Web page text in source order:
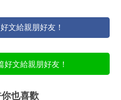
文給親朋好友！
好文給親朋好友！
也喜歡